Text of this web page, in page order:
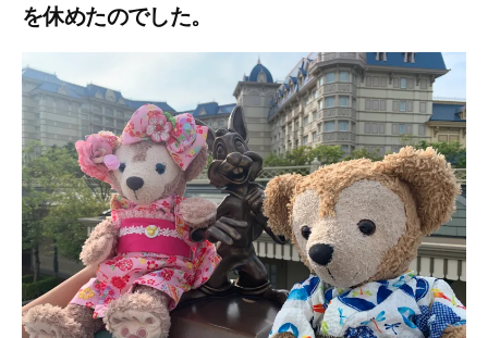
を休めたのでした。